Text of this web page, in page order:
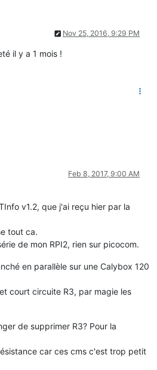
Nov 25, 2016, 9:29 PM
il y a 1 mois !
Feb 8, 2017, 9:00 AM
v1.2, que j'ai reçu hier par la
tout ca.
de mon RPI2, rien sur picocom.
en parallèle sur une Calybox 120
court circuite R3, par magie les
de supprimer R3? Pour la
car ces cms c'est trop petit